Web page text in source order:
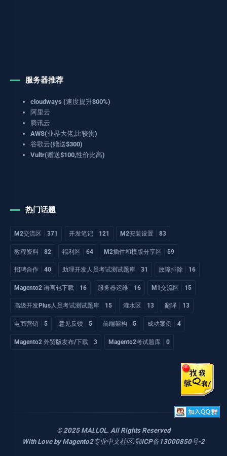
服务器推荐
cloudways (速度提升300%)
阿里云
腾讯云
AWS(业界大佬,比较贵)
谷歌云(赠送$300)
Vultr(赠送$100,性价比高)
热门话题
M2交流区 371 开发笔记 121 M2安装设置 83
教程资料 82 福利区 64 M2插件和模版分享区 59
招聘合作 40 助理开发人员考试测试题库 31 故障排除 16
Magento2 语言包下载 16 服务器运维 16 M1交流区 15
高级开发Plus人员考试测试题库 15 灌水区 13 翻译 13
电商营销 5 意见反馈 5 前端架构 5 成功案例 4
Magento2 外贸版发布/下载 3 Magento2考试题库 0
© 2025 MALLOL. All Rights Reserved
With Love by Magento2专业中文社区.鄂ICP备13000850号-2